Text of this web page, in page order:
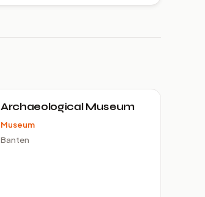
Archaeological Museum
Museum
Banten